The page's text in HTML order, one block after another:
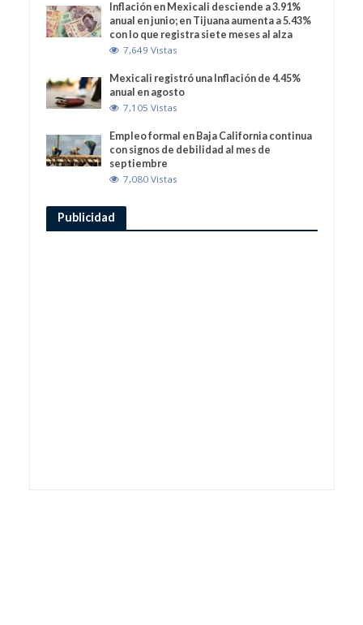
Inflación en Mexicali desciende a 3.91%
anual en junio; en Tijuana aumenta a 5.43%
con lo que registra siete meses al alza
7,649 Vistas
Mexicali registró una Inflación de 4.45%
anual en agosto
7,105 Vistas
Empleo formal en Baja California continua
con signos de debilidad al mes de
septiembre
7,080 Vistas
Publicidad